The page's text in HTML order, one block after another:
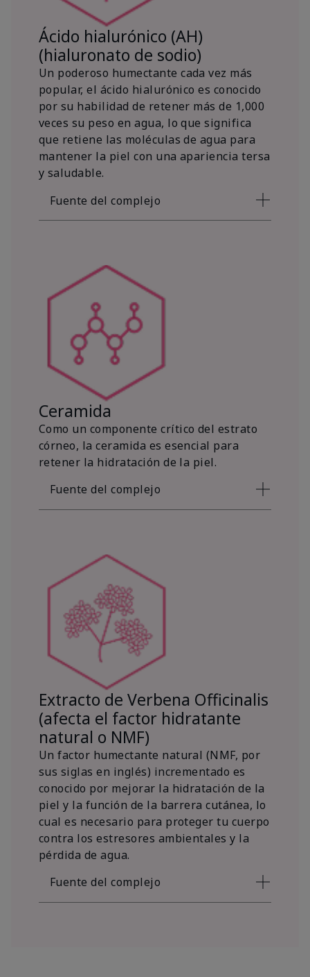
Ácido hialurónico (AH)
(hialuronato de sodio)
Un poderoso humectante cada vez más
popular, el ácido hialurónico es conocido
por su habilidad de retener más de 1,000
veces su peso en agua, lo que significa
que retiene las moléculas de agua para
mantener la piel con una apariencia tersa
y saludable.
Fuente del complejo
Ceramida
Como un componente crítico del estrato
córneo, la ceramida es esencial para
retener la hidratación de la piel.
Fuente del complejo
Extracto de Verbena Officinalis
(afecta el factor hidratante
natural o NMF)
Un factor humectante natural (NMF, por
sus siglas en inglés) incrementado es
conocido por mejorar la hidratación de la
piel y la función de la barrera cutánea, lo
cual es necesario para proteger tu cuerpo
contra los estresores ambientales y la
pérdida de agua.
Fuente del complejo